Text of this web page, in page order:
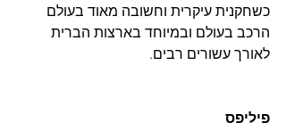
כשחקנית עיקרית וחשובה מאוד בעולם
הרכב בעולם ובמיוחד בארצות הברית
לאורך עשורים רבים.
פיליפס